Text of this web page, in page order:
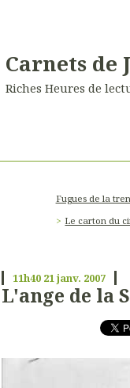
Carnets de
Riches Heures de
Fugues de la
Le carton du
11h40 21janv. 2007
L'ange de la